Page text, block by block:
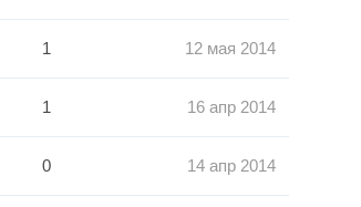
1 12 мая 2014
1 16 апр 2014
0 14 апр 2014